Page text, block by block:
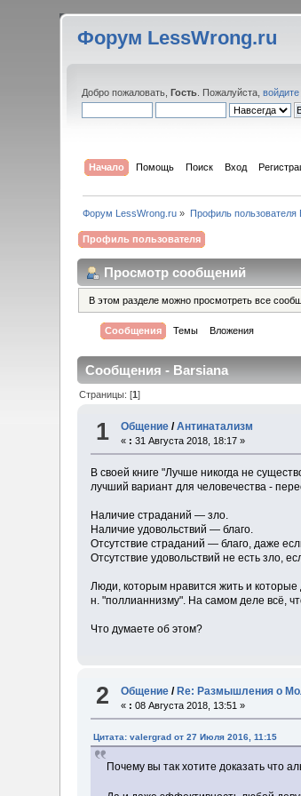
Форум LessWrong.ru
Добро пожаловать,Гость . Пожалуйста,войдите
Начало Помощь Поиск Вход
Форум LessWrong.ru » Профиль пользователя
Профиль пользователя
Просмотр сообщений
В этом разделе можно просмотреть все
Сообщения Темы Вложения
Сообщения - Barsiana
Страницы: [1]
1 Общение /Антинатализм
« : 31 Августа 2018, 18:17 »
В своей книге "Лучше никогда не
лучший вариант для человечества -
Наличие страданий — зло.
Наличие удовольствий — благо.
Отсутствие страданий — благо, даже
Отсутствие удовольствий не есть зло,
Люди, которым нравится жить и которые
н. "поллианнизму". На самом деле всё,
Что думаете об этом?
2 Общение /Re: Размышления о
« : 08 Августа 2018, 13:51 »
Цитата: valergrad от 27 Июля 2016, 11:15
Почему вы так хотите доказать что